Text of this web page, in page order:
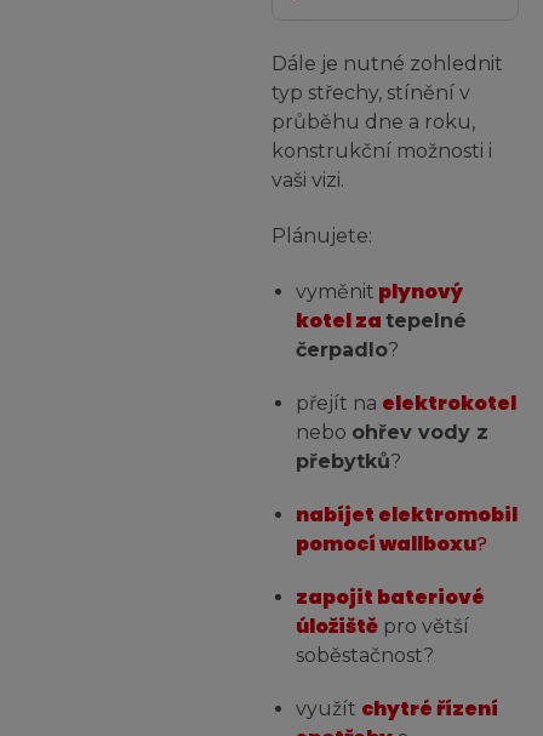
Dále je nutné zohlednit
typ střechy, stínění v
průběhu dne a roku,
konstrukční možnosti i
vaši vizi.
Plánujete:
vyměnit plynový
kotel za tepelné
čerpadlo?
přejít na elektrokotel
nebo ohřev vody z
přebytků?
nabíjet elektromobil
pomocí wallboxu?
zapojit bateriové
úložiště pro větší
soběstačnost?
využít chytré řízení